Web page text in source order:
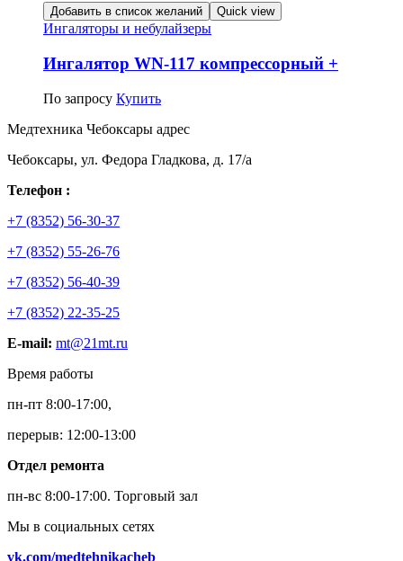
Добавить в список желаний Quick view
Ингаляторы и небулайзеры
Ингалятор WN-117 компрессорный +
По запросу Купить
Медтехника Чебоксары адрес
Чебоксары, ул. Федора Гладкова, д. 17/а
Телефон :
+7 (8352) 56-30-37
+7 (8352) 55-26-76
+7 (8352) 56-40-39
+7 (8352) 22-35-25
E-mail: mt@21mt.ru
Время работы
пн-пт 8:00-17:00,
перерыв: 12:00-13:00
Отдел ремонта
пн-вс 8:00-17:00. Торговый зал
Мы в социальных сетях
vk.com/medtehnikacheb